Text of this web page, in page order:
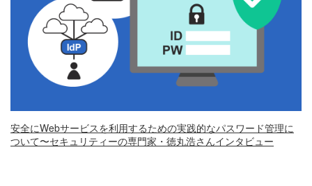
安全にWebサービスを利用するための実践的なパスワード管理に
ついて〜セキュリティーの専門家・徳丸浩さんインタビュー